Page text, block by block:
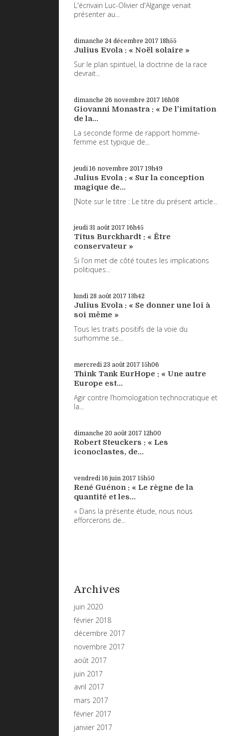
L'écrivain Luc-Olivier d'Algange venait
présenter au...
dimanche 24 décembre 2017 18h55
Julius Evola : « Noël solaire »
Sur le plan spirituel, la doctrine de la race
devrait...
dimanche 26 novembre 2017 16h08
Giovanni Monastra : « De l'imitation
de la...
La seconde forme de rapport homme-
femme est typique de...
jeudi 16 novembre 2017 19h49
Julius Evola : « Sur la conception
magique de...
[Note sur le titre : Le titre du présent article...
jeudi 31 août 2017 16h45
Titus Burckhardt : « Être
conservateur »
Si l’on met de côté toutes les implications
politiques...
lundi 28 août 2017 13h42
Julius Evola : « Se donner une loi à
soi même »
Tous les traits positifs de la voie du
surhomme se...
mercredi 23 août 2017 15h06
Think Tank EurHope : « Une autre
Europe est...
Agir contre l’homologation technocratique et
la...
dimanche 20 août 2017 12h00
Robert Steuckers : « Les
iconoclastes, de...
vendredi 16 juin 2017 15h50
René Guénon : « Le règne de la
quantité et les...
« Dans la présente étude, nous nous
efforcerons de...
Archives
juin 2020
février 2018
décembre 2017
novembre 2017
août 2017
juin 2017
avril 2017
mars 2017
février 2017
janvier 2017